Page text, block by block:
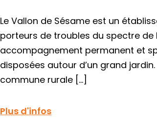
Le Vallon de Sésame est un
porteurs de troubles du spectre de
accompagnement permanent et
disposées autour d’un grand
commune rurale […]
Plus d'infos